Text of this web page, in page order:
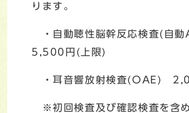
ります。
・自動聴性脳幹反応検査(自
5,500円(上限)
・耳音響放射検査(OAE)
※初回検査及び確認検査を含